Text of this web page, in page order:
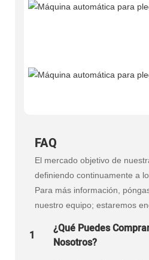
FAQ
El mercado objetivo de
definiendo continuamente a
Para más información,
nuestro equipo; estaremos
1
¿Qué Puedes
Nosotros?